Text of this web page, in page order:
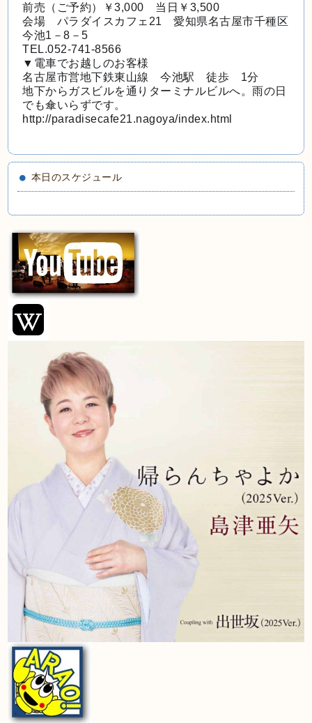
前売（ご予約）￥3,000　当日￥3,500
会場　パラダイスカフェ21　愛知県名古屋市千種区
今池1－8－5
TEL.052-741-8566
▼電車でお越しのお客様
名古屋市営地下鉄東山線　今池駅　徒歩　1分
地下からガスビルを通りターミナルビルへ。雨の日
でも傘いらずです。
http://paradisecafe21.nagoya/index.html
本日のスケジュール